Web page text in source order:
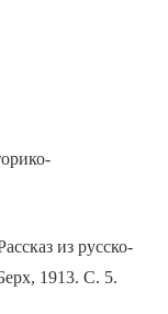
из русско-
1913. С. 5.